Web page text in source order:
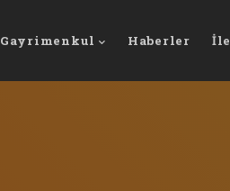
Gayrimenkul Haberler